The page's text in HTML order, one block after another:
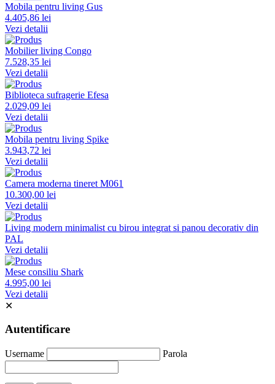
Mobila pentru living Gus
4.405,86 lei
Vezi detalii
Mobilier living Congo
7.528,35 lei
Vezi detalii
Biblioteca sufragerie Efesa
2.029,09 lei
Vezi detalii
Mobila pentru living Spike
3.943,72 lei
Vezi detalii
Camera moderna tineret M061
10.300,00 lei
Vezi detalii
Living modern minimalist cu birou integrat si panou decorativ din
PAL
Vezi detalii
Mese consiliu Shark
4.995,00 lei
Vezi detalii
✕
Autentificare
Username Parola